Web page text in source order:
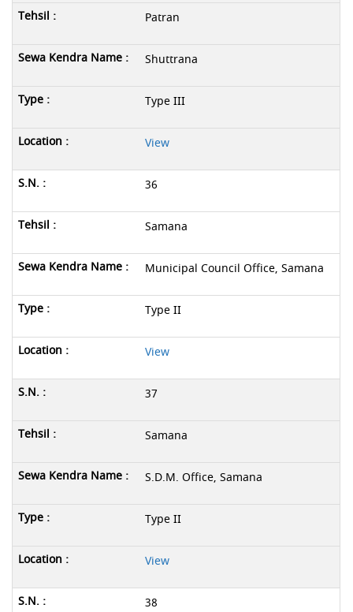
Patran
Shuttrana
Type III
View
36
Samana
Municipal Council Office, Samana
Type II
View
37
Samana
S.D.M. Office, Samana
Type II
View
38